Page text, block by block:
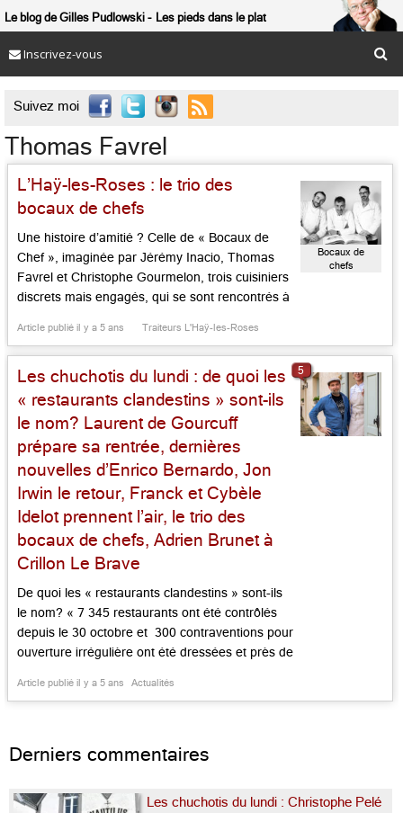
Le blog de Gilles Pudlowski Les pieds dans le plat
Inscrivez-vous
Suivez moi 
Thomas Favrel
L’Haÿ-les-Roses : le trio des
bocaux de chefs
Une histoire d’amitié ? Celle de « Bocaux de
Chef », imaginée par Jérémy Inacio, Thomas
Favrel et Christophe Gourmelon, trois cuisiniers
discrets mais engagés, qui se sont rencontrés à
commun leur savoir-faire et fondent « la Maison
Les Toques », service de traiteur porté par leurs
valeurs communes: l’authenticité, le respect
[…]...
Article publié il y a 5 ans Traiteurs L'Haÿ-les-Roses
Bocaux de
chefs
Les chuchotis du lundi : de quoi les
« restaurants clandestins » sont-ils
le nom? Laurent de Gourcuff
prépare sa rentrée, dernières
nouvelles d’Enrico Bernardo, Jon
Irwin le retour, Franck et Cybèle
Idelot prennent l’air, le trio des
bocaux de chefs, Adrien Brunet à
Crillon Le Brave
De quoi les « restaurants clandestins » sont-ils
le nom? « 7 345 restaurants ont été contrôlés
depuis le 30 octobre et 300 contraventions pour
ouverture irrégulière ont été dressées et près de
ministère de l’Intérieur mardi dernier 6 avril. En
Article publié il y a 5 ans Actualités
5
Derniers commentaires
Les chuchotis du lundi : Christophe Pelé